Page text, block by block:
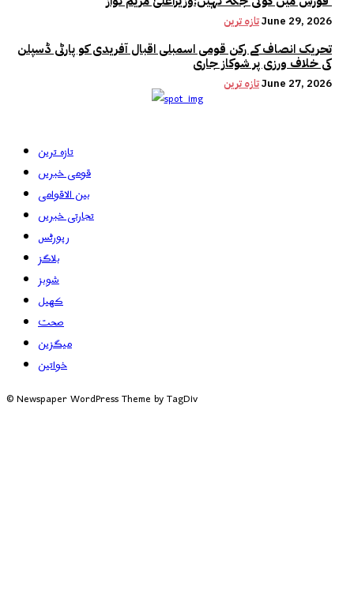
تازہ ترینJune 29, 2026
تحریک انصاف کے رکن قومی اسمبلی اقبال آفریدی کو پارٹی ڈسپلن
کی خلاف ورزی پر شوکاز جاری
تازہ ترینJune 27, 2026
تازہ ترین
قومی خبریں
بین الاقوامی
تجارتی خبریں
رپورٹس
بلاگز
شوبز
کھیل
صحت
میگزین
خواتین
© Newspaper WordPress Theme by TagDiv